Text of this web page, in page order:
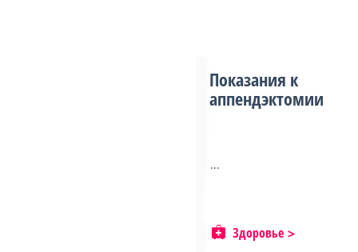
Показания к
аппендэктомии
...
Здоровье